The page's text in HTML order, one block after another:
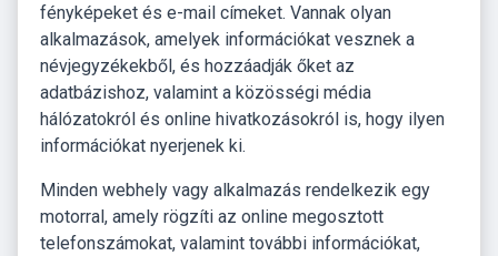
fényképeket és e-mail címeket. Vannak olyan
alkalmazások, amelyek információkat vesznek a
névjegyzékekből, és hozzáadják őket az
adatbázishoz, valamint a közösségi média
hálózatokról és online hivatkozásokról is, hogy ilyen
információkat nyerjenek ki.
Minden webhely vagy alkalmazás rendelkezik egy
motorral, amely rögzíti az online megosztott
telefonszámokat, valamint további információkat,